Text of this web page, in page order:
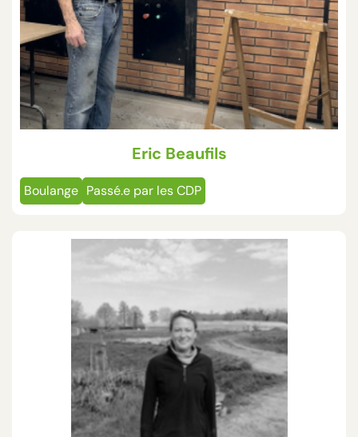
Eric Beaufils
Boulange Passé.e par les CDP